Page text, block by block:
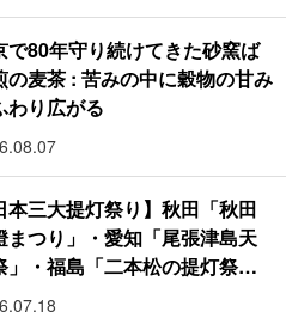
で80年守り続けてきた砂窯ば
の麦茶 : 苦みの中に穀物の甘み
わり広がる
本三大提灯祭り】秋田「秋田
まつり」・愛知「尾張津島天
」・福島「二本松の提灯祭
:おびただしい灯火が夜空を照